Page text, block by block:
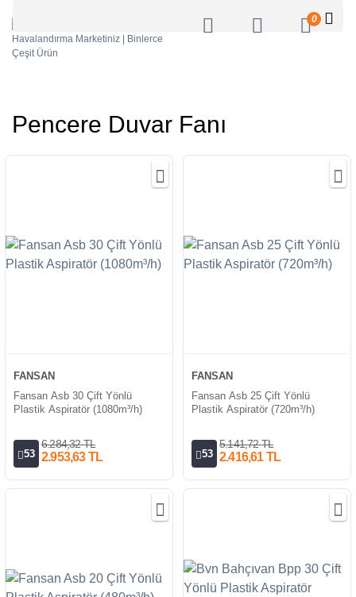
0
Pencere Duvar Fanı
FANSAN
Fansan Asb 30 Çift Yönlü
Plastik Aspiratör (1080m³/h)
53
6.284,32 TL
2.953,63 TL
FANSAN
Fansan Asb 25 Çift Yönlü
Plastik Aspiratör (720m³/h)
53
5.141,72 TL
2.416,61 TL